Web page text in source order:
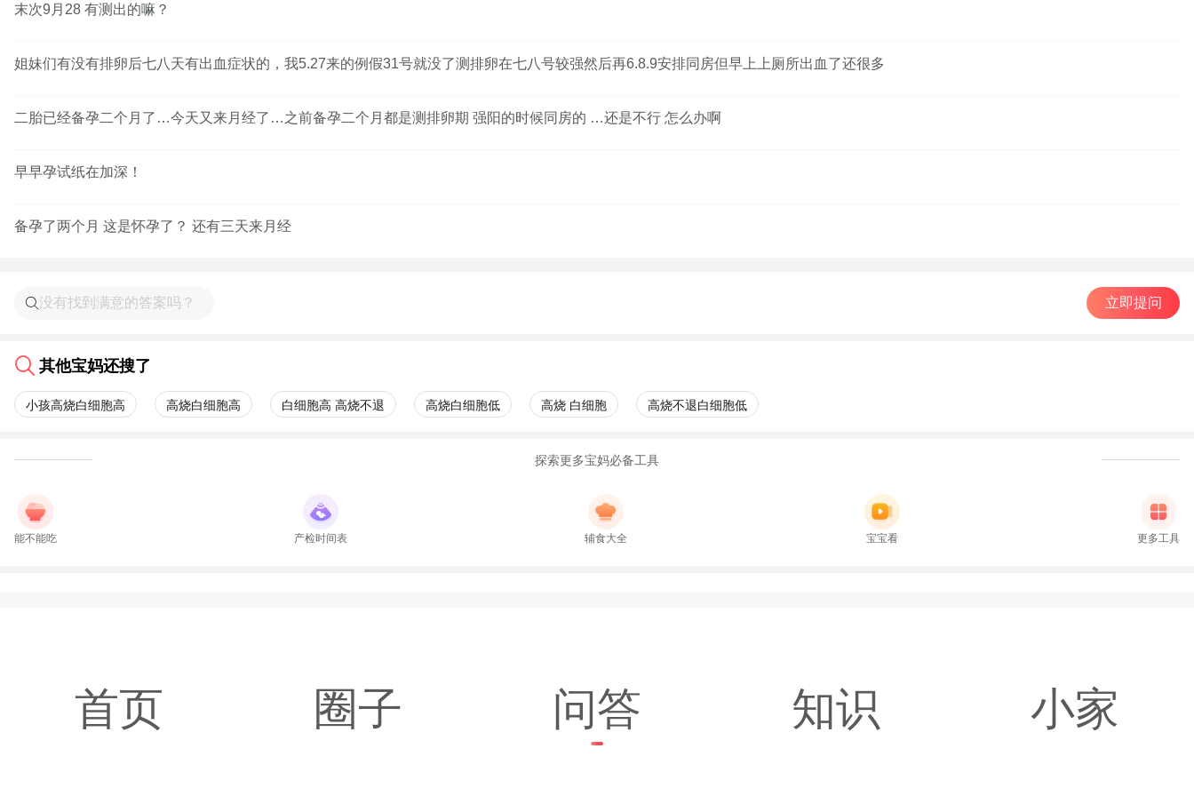
末次9月28 有测出的嘛？
姐妹们有没有排卵后七八天有出血症状的，我5.27来的例假31号就没了测排卵在七八号较强然后再6.8.9安排同房但早上上厕所出血了还很多
二胎已经备孕二个月了…今天又来月经了…之前备孕二个月都是测排卵期 强阳的时候同房的 …还是不行 怎么办啊
早早孕试纸在加深！
备孕了两个月 这是怀孕了？ 还有三天来月经
立即提问
其他宝妈还搜了
小孩高烧白细胞高 高烧白细胞高 白细胞高 高烧不退 高烧白细胞低 高烧 白细胞 高烧不退白细胞低
探索更多宝妈必备工具
能不能吃 产检时间表 辅食大全 宝宝看 更多工具
首页 圈子 问答 知识 小家